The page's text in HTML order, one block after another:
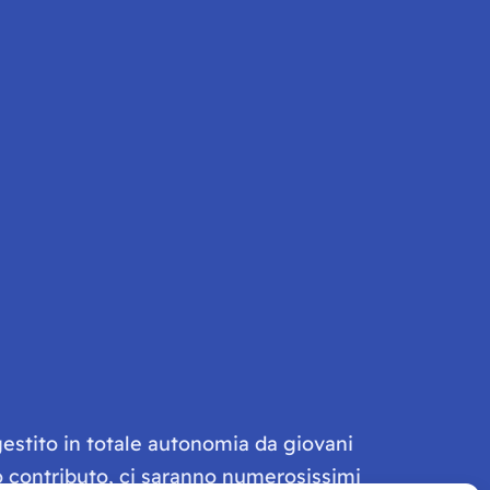
in totale autonomia da giovani
ci saranno numerosissimi